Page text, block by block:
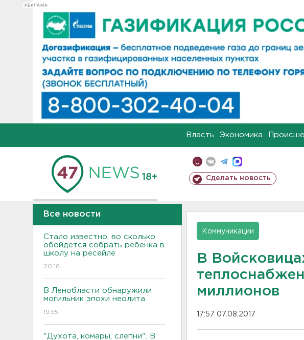
РЕКЛАМА
Власть Экономика
18+ Сделать новость
Все новости
Стало известно, во сколько
обойдется собрать ребенка в
школу на ресейле
20:18
В Ленобласти обнаружили
могильник эпохи неолита
19:55
"Духота, комары, слепни". В
Коммуникации
В
миллионов
17:57 07.08.2017